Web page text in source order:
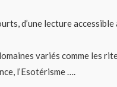
d’une lecture
variés comme les
l’Esotérisme ….